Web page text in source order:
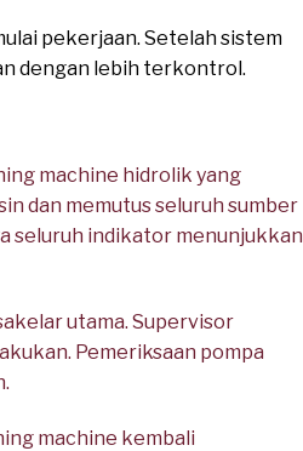
pekerjaan. Setelah sistem
dengan lebih terkontrol.
machine hidrolik yang
dan memutus seluruh sumber
seluruh indikator menunjukkan
utama. Supervisor
Pemeriksaan pompa
machine kembali